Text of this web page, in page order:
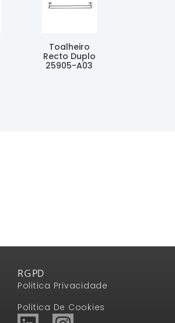
Toalheiro
Recto Duplo
25905-A03
RGPD
Politica Privacidade
Politica De Cookies